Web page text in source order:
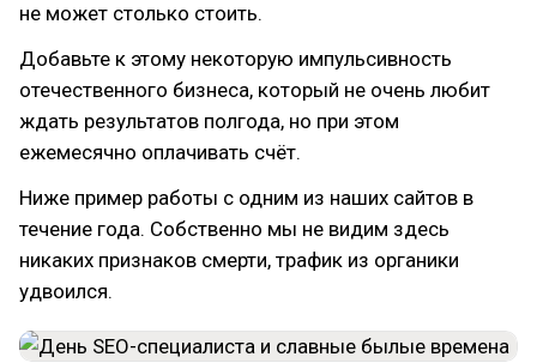
не может столько стоить.
Добавьте к этому некоторую импульсивность
отечественного бизнеса, который не очень любит
ждать результатов полгода, но при этом
ежемесячно оплачивать счёт.
Ниже пример работы с одним из наших сайтов в
течение года. Собственно мы не видим здесь
никаких признаков смерти, трафик из органики
удвоился.